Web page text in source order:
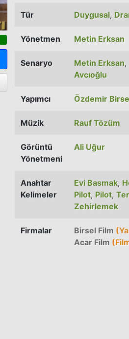
Tür Duygusal,
Yönetmen Metin Erksan
Senaryo Metin Erksan,
Avcıoğlu
Yapımcı Özdemir
Müzik Rauf Tözüm
Görüntü
Yönetmeni
Ali Uğur
Anahtar
Kelimeler
Evi Basmak,
Pilot, Pilot,
Zehirlemek
Firmalar Birsel Film
Acar Film